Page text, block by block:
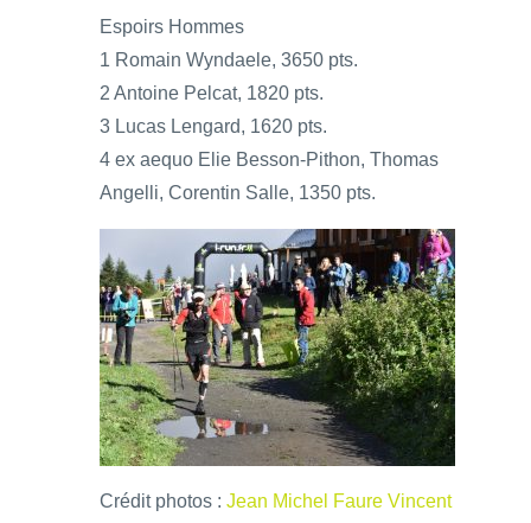
Espoirs Hommes
1 Romain Wyndaele, 3650 pts.
2 Antoine Pelcat, 1820 pts.
3 Lucas Lengard, 1620 pts.
4 ex aequo Elie Besson-Pithon, Thomas
Angelli, Corentin Salle, 1350 pts.
Crédit photos : Jean Michel Faure Vincent